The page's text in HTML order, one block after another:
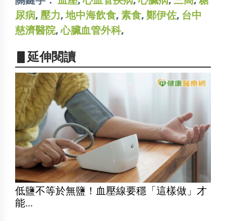
尿病, 壓力,地中海飲食, 素食, 鄭伊佐, 台中
慈濟醫院,心臟血管外科,
▋延伸閱讀
低鹽不等於無鹽！血壓線要穩「這樣做」才
能...